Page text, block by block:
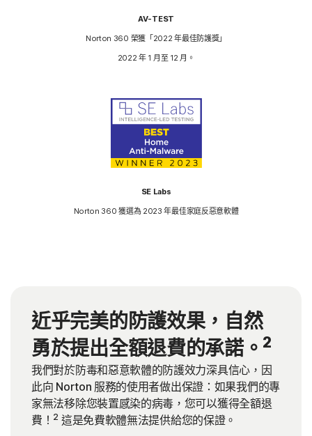
AV-TEST
Norton 360 榮獲「2022 年最佳防護獎」
2022 年 1 月至 12 月。
SE Labs
Norton 360 獲選為 2023 年最佳家庭反惡意軟體
近乎完美的防護效果，自然
勇於提出全額退費的承諾。 2
我們對於防毒和惡意軟體的防護效力深具信心，因
此向 Norton 服務的使用者做出保證：如果我們的專
家無法移除您裝置感染的病毒，您可以獲得全額退
費！ 2 這是免費軟體無法提供給您的保證。